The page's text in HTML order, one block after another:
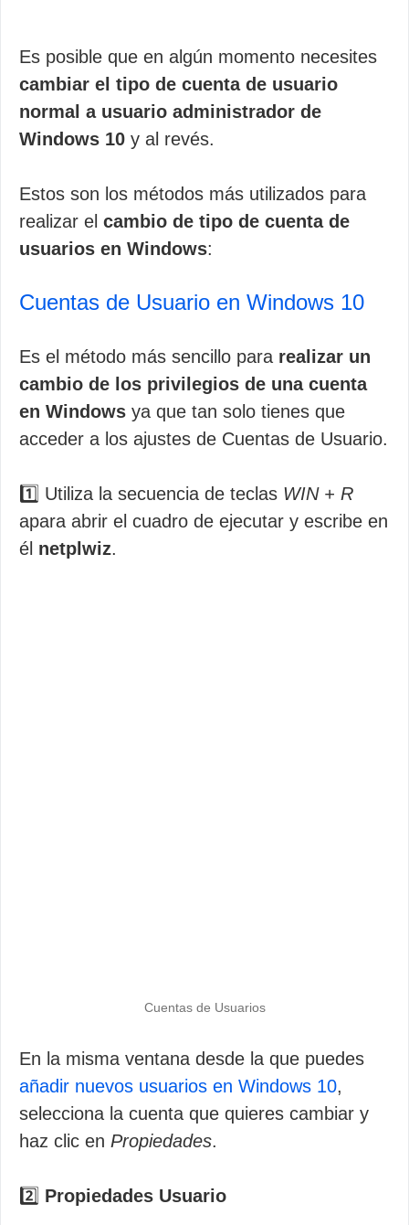
Es posible que en algún momento necesites
cambiar el tipo de cuenta de usuario
normal a usuario administrador de
Windows 10 y al revés.
Estos son los métodos más utilizados para
realizar el cambio de tipo de cuenta de
usuarios en Windows:
Cuentas de Usuario en Windows 10
Es el método más sencillo para realizar un
cambio de los privilegios de una cuenta
en Windows ya que tan solo tienes que
acceder a los ajustes de Cuentas de Usuario.
1️⃣ Utiliza la secuencia de teclas WIN + R
apara abrir el cuadro de ejecutar y escribe en
él netplwiz.
Cuentas de Usuarios
En la misma ventana desde la que puedes
añadir nuevos usuarios en Windows 10,
selecciona la cuenta que quieres cambiar y
haz clic en Propiedades.
2️⃣ Propiedades Usuario